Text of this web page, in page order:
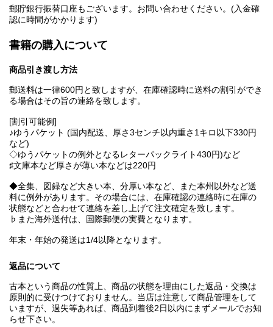
郵貯銀行振替口座もございます。お問い合わせください。(入金確
認に時間がかかります)
書籍の購入について
商品引き渡し方法
郵送料は一律600円と致しますが、在庫確認時に送料の割引ができ
る場合はその旨の連絡を致します。
[割引可能例]
♪ゆうパケット (国内配送、厚さ3センチ以内重さ1キロ以下330円
など)
◇ゆうパケットの例外となるレターパックライト430円)など
♯文庫本など厚さが薄い本などは220円
◆全集、図録など大きい本、分厚い本など、また本州以外など送
料に例外があります。その場合には、在庫確認の連絡時に在庫の
状態などと合わせて連絡を差し上げて注文確定を致します。
♭また海外送付は、国際郵便の実費となります。
年末・年始の発送は1/4以降となります。
返品について
古本という商品の性質上、商品の状態を理由にした返品・交換は
原則的に受けつけておりません。当店は注意して商品管理をして
いますが、過失等あれば、商品到着後2日以内にまずメールでお知
らせ下さい。